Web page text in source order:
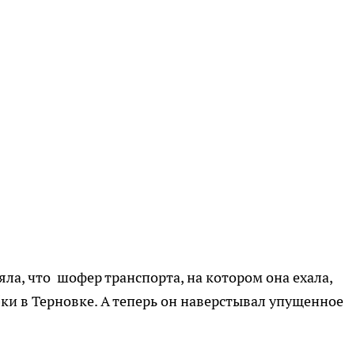
что шофер транспорта, на котором она ехала,
в Терновке. А теперь он наверстывал упущенное